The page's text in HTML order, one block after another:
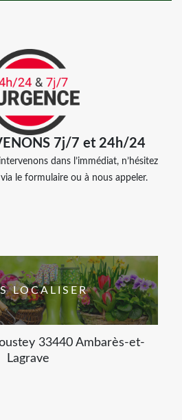
7j/7 et 24h/24
dans l’immédiat, n’hésitez
le formulaire ou à nous appeler.
LOCALISER
33440 Ambarès-et-
Lagrave